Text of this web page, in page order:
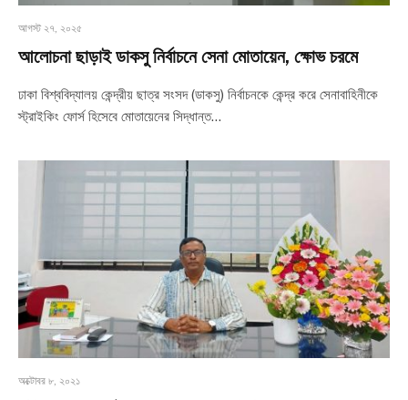
আগস্ট ২৭, ২০২৫
আলোচনা ছাড়াই ডাকসু নির্বাচনে সেনা মোতায়েন, ক্ষোভ চরমে
ঢাকা বিশ্ববিদ্যালয় কেন্দ্রীয় ছাত্র সংসদ (ডাকসু) নির্বাচনকে কেন্দ্র করে সেনাবাহিনীকে
স্ট্রাইকিং ফোর্স হিসেবে মোতায়েনের সিদ্ধান্ত…
অক্টোবর ৮, ২০২১